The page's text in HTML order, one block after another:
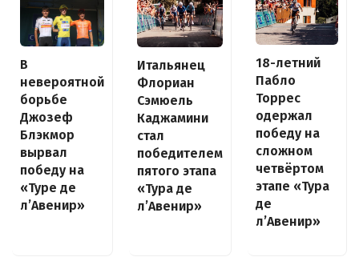
В
невероятной
борьбе
Джозеф
Блэкмор
вырвал
победу на
«Туре де
л’Авенир»
Итальянец
Флориан
Сэмюель
Каджамини
стал
победителем
пятого этапа
«Тура де
л’Авенир»
18-летний
Пабло
Торрес
одержал
победу на
сложном
четвёртом
этапе «Тура
де
л’Авенир»